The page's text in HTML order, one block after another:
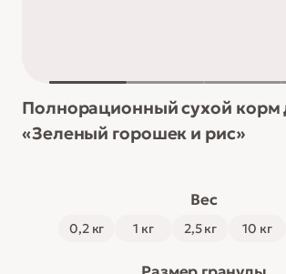
Полнорационный сухой корм
«Зеленый горошек и рис»
Вес
0,2 кг 1 кг 2,5 кг 10 кг